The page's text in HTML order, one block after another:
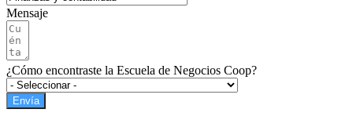
Mensaje
¿Cómo encontraste la Escuela de Negocios Coop?
Envía